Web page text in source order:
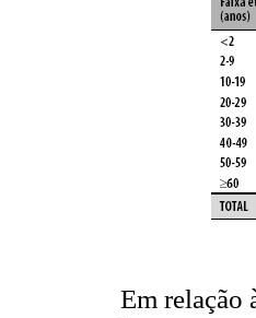
Em relação